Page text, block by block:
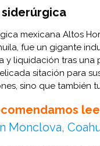
siderúrgica
mexicana Altos
fue un gigante
y liquidación tras una
sitación para
sino que también
Monclova,